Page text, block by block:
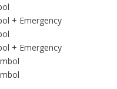
+ Emergency
+ Emergency